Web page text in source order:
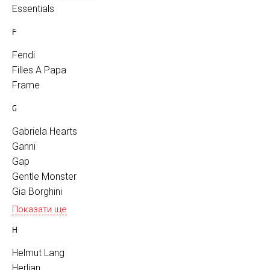
Essentials
F
Fendi
Filles A Papa
Frame
G
Gabriela Hearts
Ganni
Gap
Gentle Monster
Gia Borghini
Показати ще
H
Helmut Lang
Herlian